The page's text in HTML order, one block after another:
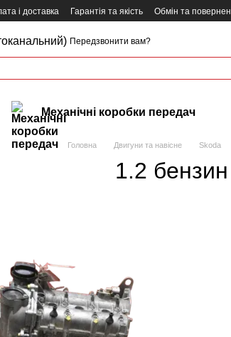
і доставка Гарантія та якість Обмін та
Передзвонити вам?
Механічні коробки передач
Головна Двигуни та навісне Skoda
1.2 бензин